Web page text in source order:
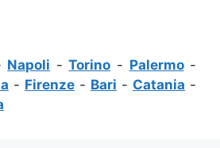
Napoli -Torino - Palermo-
- Firenze - Bari - Catania -